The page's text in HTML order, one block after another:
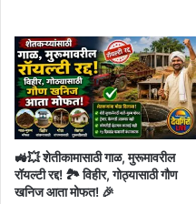
🚜💥 शेतीकामासाठी गाळ, मुरूमावरील
रॉयल्टी रद्द! 🏞️ विहीर, गोठ्यासाठी गौण
खनिज आता मोफत! 🎉